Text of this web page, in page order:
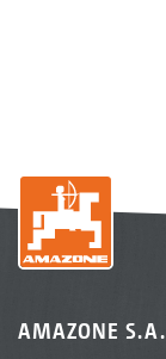
AMAZONE S.A.